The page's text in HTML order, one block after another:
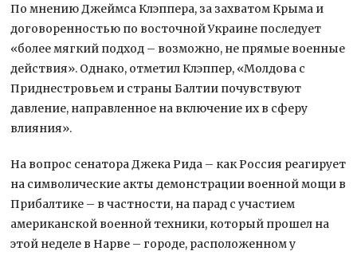
По мнению Джеймса Клэппера, за захватом Крыма и
договоренностью по восточной Украине последует
«более мягкий подход – возможно, не прямые военные
действия». Однако, отметил Клэппер, «Молдова с
Приднестровьем и страны Балтии почувствуют
давление, направленное на включение их в сферу
влияния».
На вопрос сенатора Джека Рида – как Россия реагирует
на символические акты демонстрации военной мощи в
Прибалтике – в частности, на парад с участием
американской военной техники, который прошел на
этой неделе в Нарве – городе, расположенном у